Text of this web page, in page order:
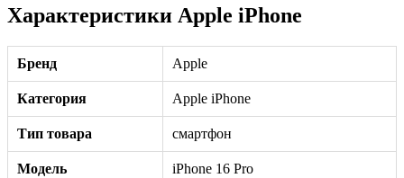
Характеристики Apple iPhone
Бренд Apple
Категория Apple iPhone
Тип товара смартфон
Модель iPhone 16 Pro